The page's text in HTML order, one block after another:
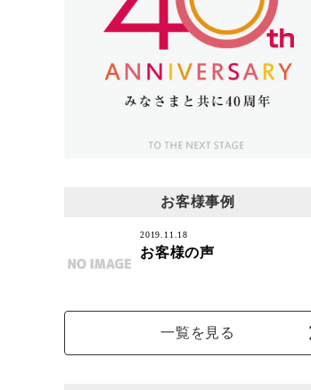
お客様事例
2019.11.18
お客様の声
一覧を見る